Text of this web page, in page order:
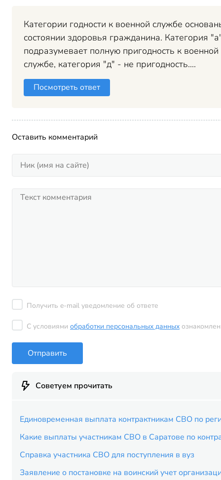
Категории годности к военной службе
состоянии здоровья гражданина. Категория
подразумевает полную пригодность к военной
службе, категория "д" - не пригодность....
Посмотреть ответ
Оставить комментарий
Получить e-mail уведомление об ответе
С условиями обработки персональных данных ознакомлен
Отправить
Советуем прочитать
Единовременная выплата контрактникам СВО по
Какие выплаты участникам СВО в Саратове по
Справка участника СВО для поступления в вуз
Заявление о постановке на воинский учет